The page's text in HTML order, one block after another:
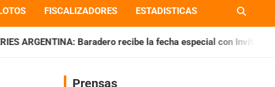
FISCALIZADORES ESTADISTICAS
recibe la fecha especial con Invitados CHAQUEÑO
Prensas